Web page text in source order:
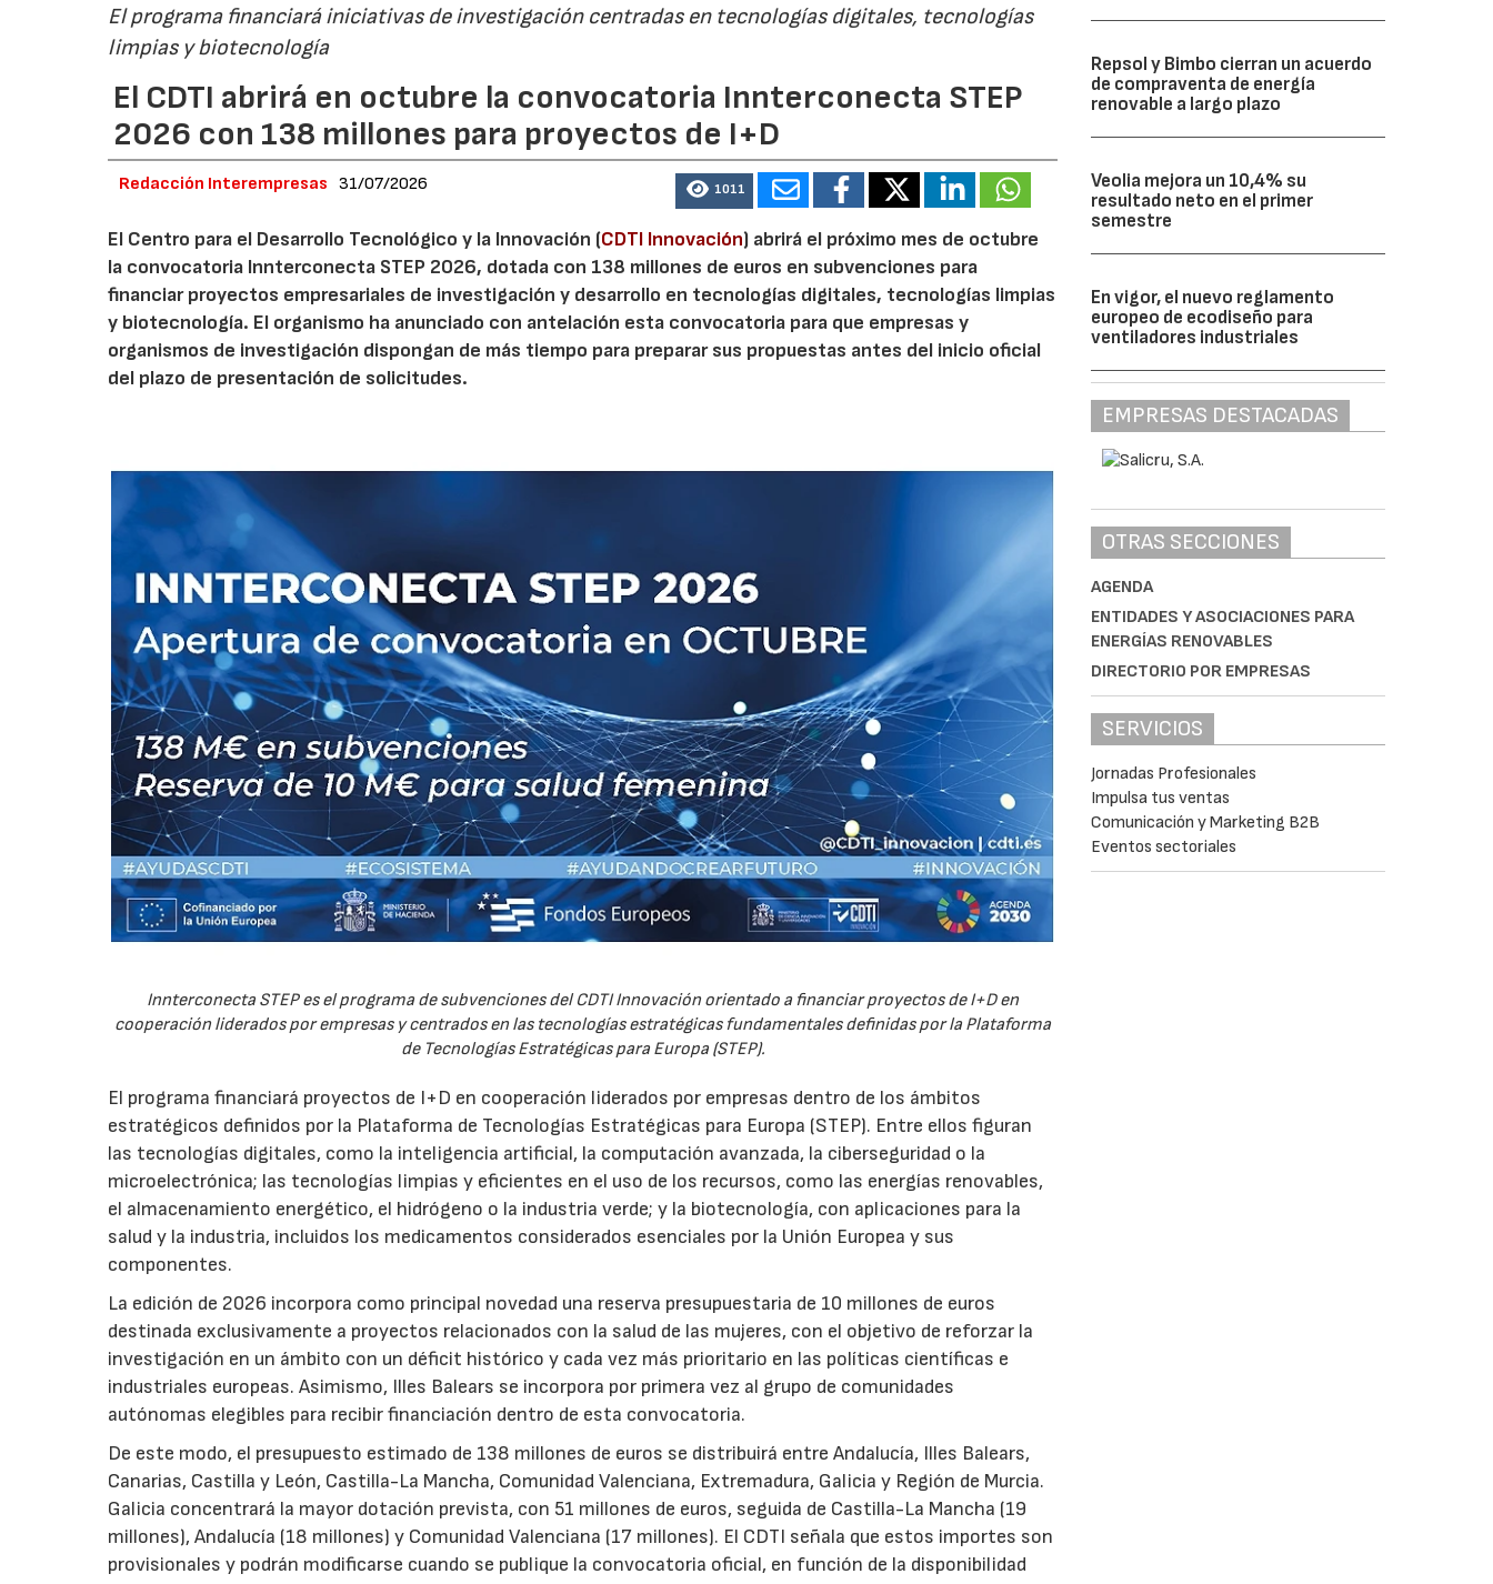
El programa financiará iniciativas de investigación centradas en tecnologías digitales, tecnologías
limpias y biotecnología
El CDTI abrirá en octubre la convocatoria Innterconecta STEP
2026 con 138 millones para proyectos de I+D
Redacción Interempresas 31/07/2026 1011
El Centro para el Desarrollo Tecnológico y la Innovación (CDTI Innovación) abrirá el próximo mes de octubre
la convocatoria Innterconecta STEP 2026, dotada con 138 millones de euros en subvenciones para
financiar proyectos empresariales de investigación y desarrollo en tecnologías digitales, tecnologías limpias
y biotecnología. El organismo ha anunciado con antelación esta convocatoria para que empresas y
organismos de investigación dispongan de más tiempo para preparar sus propuestas antes del inicio oficial
del plazo de presentación de solicitudes.
Innterconecta STEP es el programa de subvenciones del CDTI Innovación orientado a financiar proyectos de I+D en
cooperación liderados por empresas y centrados en las tecnologías estratégicas fundamentales definidas por la Plataforma
de Tecnologías Estratégicas para Europa (STEP).
El programa financiará proyectos de I+D en cooperación liderados por empresas dentro de los ámbitos
estratégicos definidos por la Plataforma de Tecnologías Estratégicas para Europa (STEP). Entre ellos figuran
las tecnologías digitales, como la inteligencia artificial, la computación avanzada, la ciberseguridad o la
microelectrónica; las tecnologías limpias y eficientes en el uso de los recursos, como las energías renovables,
el almacenamiento energético, el hidrógeno o la industria verde; y la biotecnología, con aplicaciones para la
salud y la industria, incluidos los medicamentos considerados esenciales por la Unión Europea y sus
componentes.
La edición de 2026 incorpora como principal novedad una reserva presupuestaria de 10 millones de euros
destinada exclusivamente a proyectos relacionados con la salud de las mujeres, con el objetivo de reforzar la
investigación en un ámbito con un déficit histórico y cada vez más prioritario en las políticas científicas e
industriales europeas. Asimismo, Illes Balears se incorpora por primera vez al grupo de comunidades
autónomas elegibles para recibir financiación dentro de esta convocatoria.
De este modo, el presupuesto estimado de 138 millones de euros se distribuirá entre Andalucía, Illes Balears,
Canarias, Castilla y León, Castilla-La Mancha, Comunidad Valenciana, Extremadura, Galicia y Región de Murcia.
Galicia concentrará la mayor dotación prevista, con 51 millones de euros, seguida de Castilla-La Mancha (19
millones), Andalucía (18 millones) y Comunidad Valenciana (17 millones). El CDTI señala que estos importes son
provisionales y podrán modificarse cuando se publique la convocatoria oficial, en función de la disponibilidad
Repsol y Bimbo cierran un acuerdo
de compraventa de energía
renovable a largo plazo
Veolia mejora un 10,4% su
resultado neto en el primer
semestre
En vigor, el nuevo reglamento
europeo de ecodiseño para
ventiladores industriales
EMPRESAS DESTACADAS
OTRAS SECCIONES
AGENDA
ENTIDADES Y ASOCIACIONES PARA
ENERGÍAS RENOVABLES
DIRECTORIO POR EMPRESAS
SERVICIOS
Jornadas Profesionales
Impulsa tus ventas
Comunicación y Marketing B2B
Eventos sectoriales